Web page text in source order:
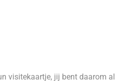
visitekaartje, jij bent daarom